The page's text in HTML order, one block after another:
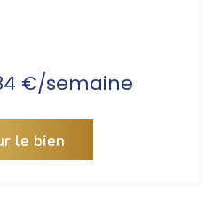
€/semaine
le bien